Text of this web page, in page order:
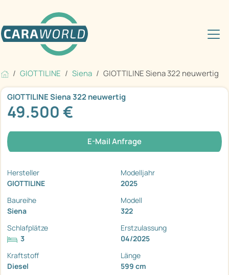
GIOTTILINE Siena GIOTTILINE Siena 322 neuwertig
GIOTTILINE Siena 322 neuwertig
49.500 €
E-Mail Anfrage
Hersteller
GIOTTILINE
Modelljahr
2025
Baureihe
Siena
Modell
322
Schlafplätze
3
Erstzulassung
04/2025
Kraftstoff
Diesel
Länge
599 cm